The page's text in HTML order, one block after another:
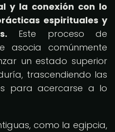
y la conexión con lo
espirituales y
Este proceso de
asocia comúnmente
un estado superior
trascendiendo las
para acercarse a lo
como la egipcia,